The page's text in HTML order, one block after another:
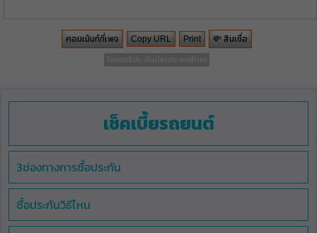
คอมเม้นท์ที่เพจ Copy URL Print 💸 สินเชื่อ
วิคเตอรีประกันภัย(ประเทศไทย)
เช็คเบี้ยรถยนต์
3ช่องทางการซื้อประกัน
ซื้อประกันวิธีไหน